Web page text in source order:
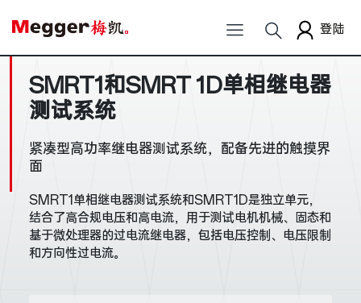
登陆
SMRT1和SMRT 1D单相继电器
测试系统
紧凑型高功率继电器测试系统，配备先进的触摸界
面
SMRT1单相继电器测试系统和SMRT1D是独立单元，
结合了高合规电压和高电流，用于测试电机机械、固态和
基于微处理器的过电流继电器，包括电压控制、电压限制
和方向性过电流。